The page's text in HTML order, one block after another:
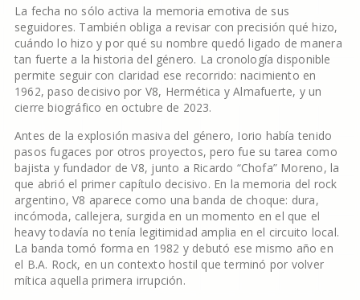
La fecha no sólo activa la memoria emotiva de sus
seguidores. También obliga a revisar con precisión qué hizo,
cuándo lo hizo y por qué su nombre quedó ligado de manera
tan fuerte a la historia del género. La cronología disponible
permite seguir con claridad ese recorrido: nacimiento en
1962, paso decisivo por V8, Hermética y Almafuerte, y un
cierre biográfico en octubre de 2023.
Antes de la explosión masiva del género, Iorio había tenido
pasos fugaces por otros proyectos, pero fue su tarea como
bajista y fundador de V8, junto a Ricardo “Chofa” Moreno, la
que abrió el primer capítulo decisivo. En la memoria del rock
argentino, V8 aparece como una banda de choque: dura,
incómoda, callejera, surgida en un momento en el que el
heavy todavía no tenía legitimidad amplia en el circuito local.
La banda tomó forma en 1982 y debutó ese mismo año en
el B.A. Rock, en un contexto hostil que terminó por volver
mítica aquella primera irrupción.